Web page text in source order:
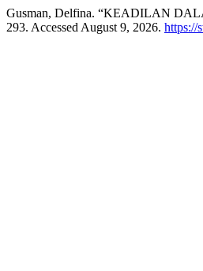
Gusman, Delfina. “KEADILAN
293. Accessed August 9, 2026. https://